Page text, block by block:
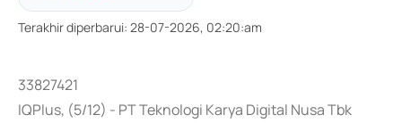
Terakhir diperbarui: 28-07-2026, 02:20:am
33827421
IQPlus, (5/12) - PT Teknologi Karya Digital Nusa Tbk